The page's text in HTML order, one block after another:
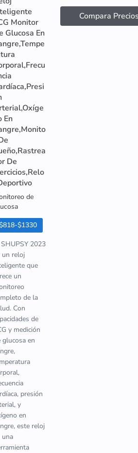
Monitor
Glucosa En
En
De
de
$1330
2023
un reloj
que
un
de la
Con
de
y medición
glucosa en
presión
y
en
este reloj
una
Compara